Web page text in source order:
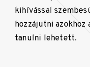
kihívással
hozzájutni
tanulni lehetett.